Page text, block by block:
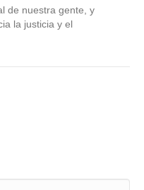
de nuestra gente, y
la justicia y el